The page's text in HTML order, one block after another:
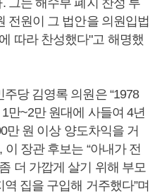
그는 해수부 폐지 찬성 투
전원이 그 법안을 의원입법
따라 찬성했다"고 해명했
당 김영록 의원은 “1978
만~2만 원대에 사들여 4년
만 원 이상 양도차익을 거
장관 후보는 “아내가 전
더 가깝게 살기 위해 부모
집을 구입해 거주했다”며